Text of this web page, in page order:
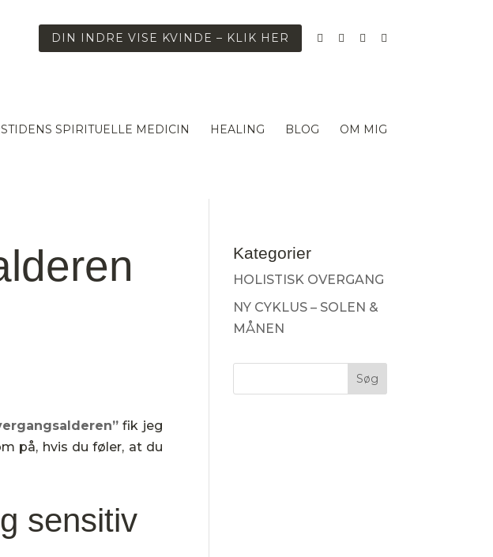
DIN INDRE VISE KVINDE – KLIK HER
SPIRITUELLE MEDICIN HEALING BLOG OM MIG
fik jeg
på, hvis du føler, at du
sensitiv
Kategorier
HOLISTISK OVERGANG
NY CYKLUS – SOLEN &
MÅNEN